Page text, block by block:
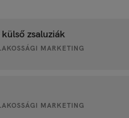
zsaluziák
MARKETING
MARKETING